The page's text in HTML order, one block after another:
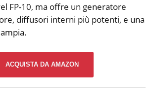
FP-10, ma offre un generatore
diffusori interni più potenti, e una
ACQUISTA DA AMAZON